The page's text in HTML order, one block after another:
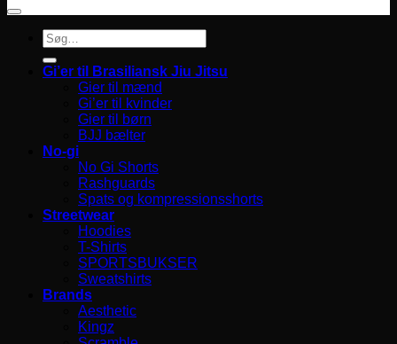
Søg
efter:
Gi’er til Brasiliansk Jiu Jitsu
Gier til mænd
Gi’er til kvinder
Gier til børn
BJJ bælter
No-gi
No Gi Shorts
Rashguards
Spats og kompressionsshorts
Streetwear
Hoodies
T-Shirts
SPORTSBUKSER
Sweatshirts
Brands
Aesthetic
Kingz